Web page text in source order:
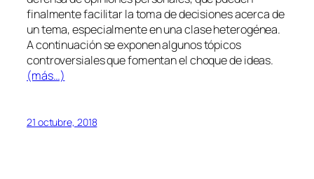
finalmente facilitar la toma de decisiones acerca de
un tema, especialmente en una clase heterogénea.
A continuación se exponen algunos tópicos
controversiales que fomentan el choque de ideas.
(más…)
21 octubre, 2018